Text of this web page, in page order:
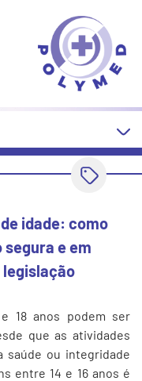
idade: como
e em
18 anos podem ser
que as atividades
saúde ou integridade
entre 14 e 16 anos é